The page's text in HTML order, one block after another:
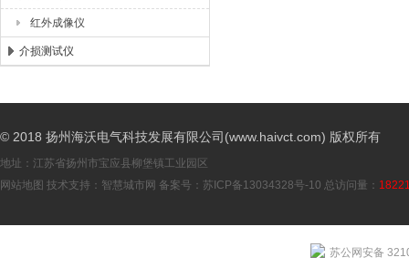
红外成像仪
介损测试仪
© 2018 扬州海沃电气科技发展有限公司(www.haivct.com) 版权所有
地址：江苏省扬州市宝应县柳堡镇工业园区
网站地图 技术支持： 智慧城市网 备案号： 苏ICP备13034328号-10 总访问量：
苏公网安备